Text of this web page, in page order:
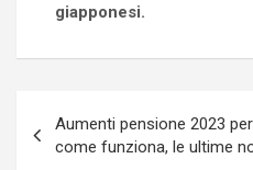
giapponesi.
articoli
Aumenti pensione 2023
come funziona, le ultime